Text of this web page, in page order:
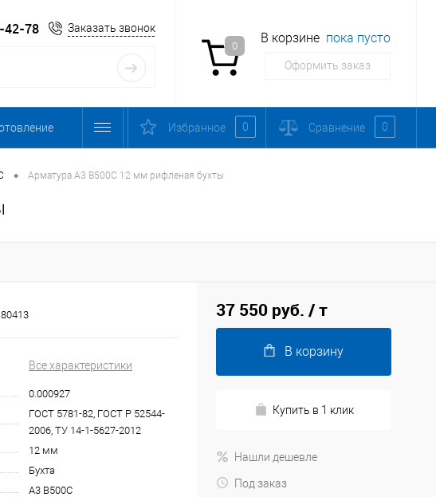
42-78 Заказать звонок
0
В корзине пока пусто
Оформить заказ
Избранное 0 Сравнение 0
• Арматура А3 B500С 12 мм рифленая бухты
Все характеристики
0.000927
ГОСТ 5781-82, ГОСТ Р 52544-
2006, ТУ 14-1-5627-2012
12 мм
Бухта
А3 В500С
37 550 руб. / т
В корзину
Купить в 1 клик
Нашли дешевле
Под заказ